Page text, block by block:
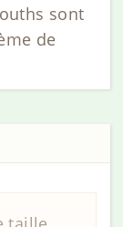
sont
de